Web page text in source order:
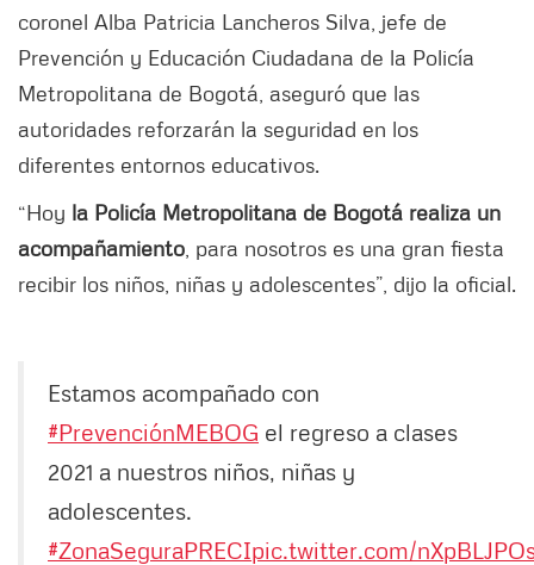
coronel Alba Patricia Lancheros Silva, jefe de
Prevención y Educación Ciudadana de la Policía
Metropolitana de Bogotá, aseguró que las
autoridades reforzarán la seguridad en los
diferentes entornos educativos.
“Hoy la Policía Metropolitana de Bogotá realiza un
acompañamiento , para nosotros es una gran fiesta
recibir los niños, niñas y adolescentes”, dijo la oficial.
Estamos acompañado con
#PrevenciónMEBOG el regreso a clases
2021 a nuestros niños, niñas y
adolescentes.
#ZonaSeguraPRECIpic.twitter.com/